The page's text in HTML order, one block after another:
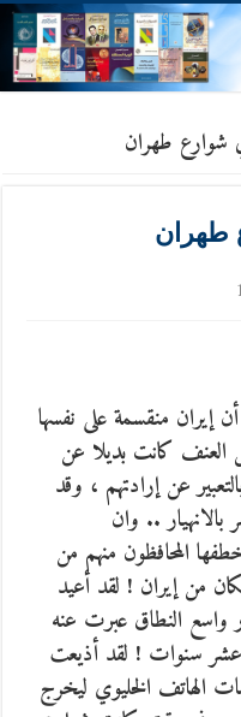
شوارع طهران
طهران
إيران منقسمة على نفسها
العنف كانت بديلا عن
عن إرادتهم ، وقد
.. وان
المحافظون منهم من
من إيران ! لقد أعيد
واسع النطاق عبرت عنه
سنوات ! لقد أذيعت
الهاتف الخليوي ليخرج